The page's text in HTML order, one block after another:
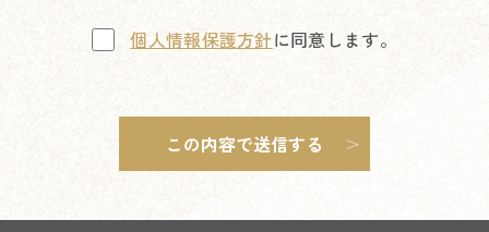
個人情報保護方針に同意します。